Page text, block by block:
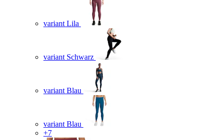
variant Lila
variant Schwarz
variant Blau
variant Blau
+7